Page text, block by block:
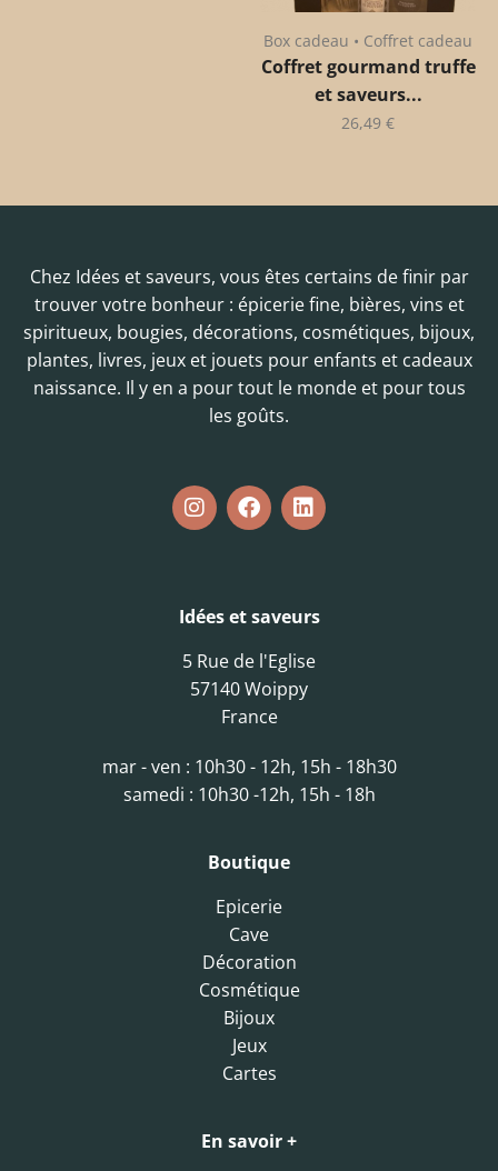
Box cadeau • Coffret cadeau
Coffret gourmand truffe
et saveurs...
26,49 €
Chez Idées et saveurs, vous êtes certains de finir par
trouver votre bonheur : épicerie fine, bières, vins et
spiritueux, bougies, décorations, cosmétiques, bijoux,
plantes, livres, jeux et jouets pour enfants et cadeaux
naissance. Il y en a pour tout le monde et pour tous
les goûts.
Idées et saveurs
5 Rue de l'Eglise
57140 Woippy
France
mar - ven : 10h30 - 12h, 15h - 18h30
samedi : 10h30 -12h, 15h - 18h
Boutique
Epicerie
Cave
Décoration
Cosmétique
Bijoux
Jeux
Cartes
En savoir +